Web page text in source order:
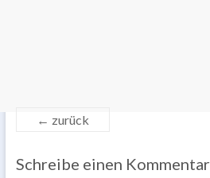
← zurück
Schreibe einen Kommentar